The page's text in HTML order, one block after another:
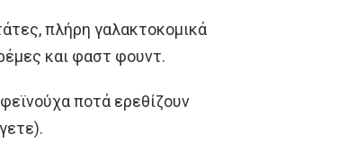
πλήρη γαλακτοκομικά
και φαστ φουντ.
ποτά ερεθίζουν